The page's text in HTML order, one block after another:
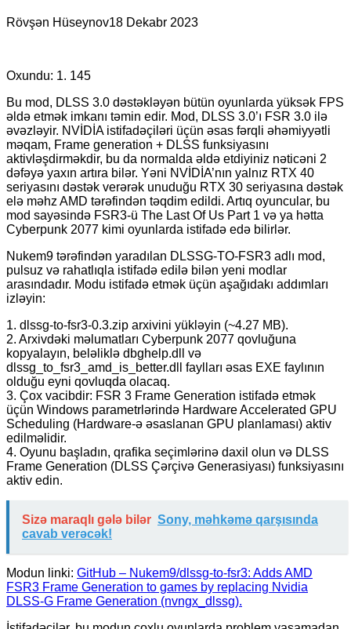
Rövşən Hüseynov18 Dekabr 2023
Oxundu: 1. 145
Bu mod, DLSS 3.0 dəstəkləyən bütün oyunlarda yüksək FPS
əldə etmək imkanı təmin edir. Mod, DLSS 3.0’ı FSR 3.0 ilə
əvəzləyir. NVİDİA istifadəçiləri üçün əsas fərqli əhəmiyyətli
məqam, Frame generation + DLSS funksiyasını
aktivləşdirməkdir, bu da normalda əldə etdiyiniz nəticəni 2
dəfəyə yaxın artıra bilər. Yəni NVİDİA’nın yalnız RTX 40
seriyasını dəstək verərək unuduğu RTX 30 seriyasına dəstək
elə məhz AMD tərəfindən təqdim edildi. Artıq oyuncular, bu
mod sayəsində FSR3-ü The Last Of Us Part 1 və ya hətta
Cyberpunk 2077 kimi oyunlarda istifadə edə bilirlər.
Nukem9 tərəfindən yaradılan DLSSG-TO-FSR3 adlı mod,
pulsuz və rahatlıqla istifadə edilə bilən yeni modlar
arasındadır. Modu istifadə etmək üçün aşağıdakı addımları
izləyin:
1. dlssg-to-fsr3-0.3.zip arxivini yükləyin (~4.27 MB).
2. Arxivdəki məlumatları Cyberpunk 2077 qovluğuna
kopyalayın, beləliklə dbghelp.dll və
dlssg_to_fsr3_amd_is_better.dll faylları əsas EXE faylının
olduğu eyni qovluqda olacaq.
3. Çox vacibdir: FSR 3 Frame Generation istifadə etmək
üçün Windows parametrlərində Hardware Accelerated GPU
Scheduling (Hardware-ə əsaslanan GPU planlaması) aktiv
edilməlidir.
4. Oyunu başladın, qrafika seçimlərinə daxil olun və DLSS
Frame Generation (DLSS Çərçivə Generasiyası) funksiyasını
aktiv edin.
Sizə maraqlı gələ bilər Sony, məhkəmə qarşısında
cavab verəcək!
Modun linki: GitHub – Nukem9/dlssg-to-fsr3: Adds AMD
FSR3 Frame Generation to games by replacing Nvidia
DLSS-G Frame Generation (nvngx_dlssg).